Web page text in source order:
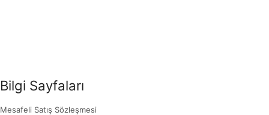
Bilgi Sayfaları
Mesafeli Satış Sözleşmesi